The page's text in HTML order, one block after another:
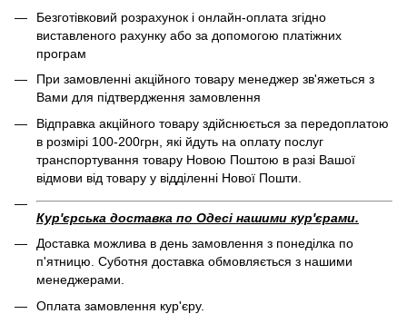
Безготівковий розрахунок і онлайн-оплата згідно
виставленого рахунку або за допомогою платіжних
програм
При замовленні акційного товару менеджер зв'яжеться з
Вами для підтвердження замовлення
Відправка акційного товару здійснюється за передоплатою
в розмірі 100-200грн, які йдуть на оплату послуг
транспортування товару Новою Поштою в разі Вашої
відмови від товару у відділенні Нової Пошти.
Кур'єрська доставка по Одесі нашими кур'єрами.
Доставка можлива в день замовлення з понеділка по
п'ятницю. Суботня доставка обмовляється з нашими
менеджерами.
Оплата замовлення кур'єру.